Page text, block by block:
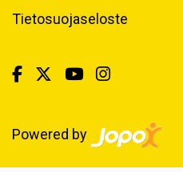
Tietosuojaseloste
Powered by